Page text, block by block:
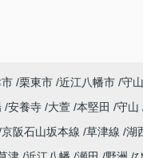
栗東市 近江八幡市 守
安養寺 大萱 本堅田 守山
京阪石山坂本線 草津線 湖